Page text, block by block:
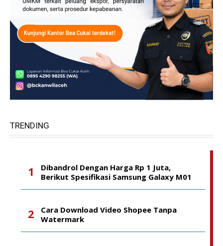
TRENDING
Dibandrol Dengan Harga Rp 1 Juta,
Berikut Spesifikasi Samsung Galaxy M01
Cara Download Video Shopee Tanpa
Watermark